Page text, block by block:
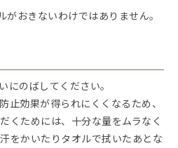
おきないわけではありません。
にのばしてください。
止効果が得られにくくなるため、
くためには、十分な量をムラなく
をかいたりタオルで拭いたあとな